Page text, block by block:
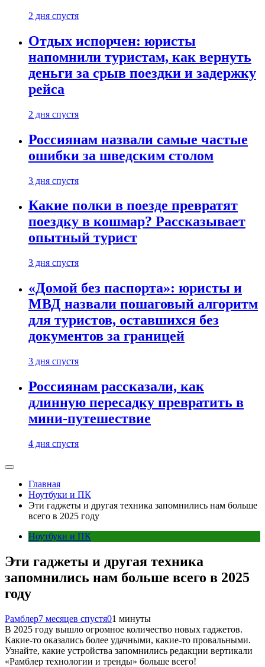
2 дня спустя
Отдых испорчен: юристы
напомнили туристам, как вернуть
деньги за срыв поездки и задержку
рейса
2 дня спустя
Россиянам назвали самые частые
ошибки за шведским столом
3 дня спустя
Какие полки в поезде превратят
поездку в кошмар? Рассказывает
опытный турист
3 дня спустя
«Домой без паспорта»: юристы и
МВД назвали пошаговый алгоритм
для туристов, оставшихся без
документов за границей
3 дня спустя
Россиянам рассказали, как
длинную пересадку превратить в
мини-путешествие
4 дня спустя
Главная
Ноутбуки и ПК
Эти гаджеты и другая техника запомнились нам больше
всего в 2025 году
Ноутбуки и ПК
Эти гаджеты и другая техника
запомнились нам больше всего в 2025
году
Рамблер7 месяцев спустя01 минуты
В 2025 году вышло огромное количество новых гаджетов.
Какие-то оказались более удачными, какие-то провальными.
Узнайте, какие устройства запомнились редакции вертикали
«Рамблер технологии и тренды» больше всего!